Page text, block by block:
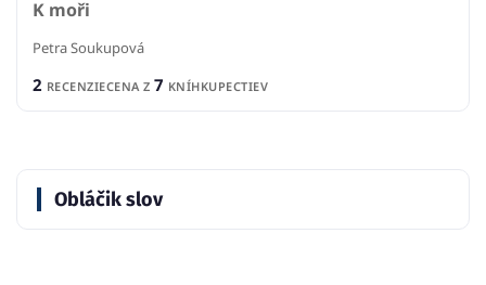
K moři
Petra Soukupová
2 RECENZIECENA Z 7 KNÍHKUPECTIEV
Obláčik slov